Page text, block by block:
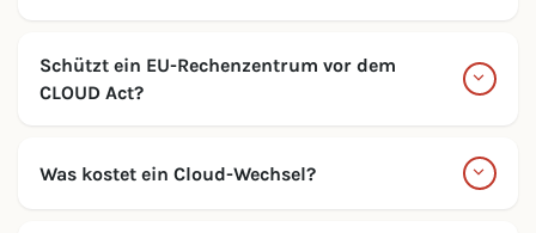
Schützt ein EU-Rechenzentrum vor dem
CLOUD Act?
Was kostet ein Cloud-Wechsel?